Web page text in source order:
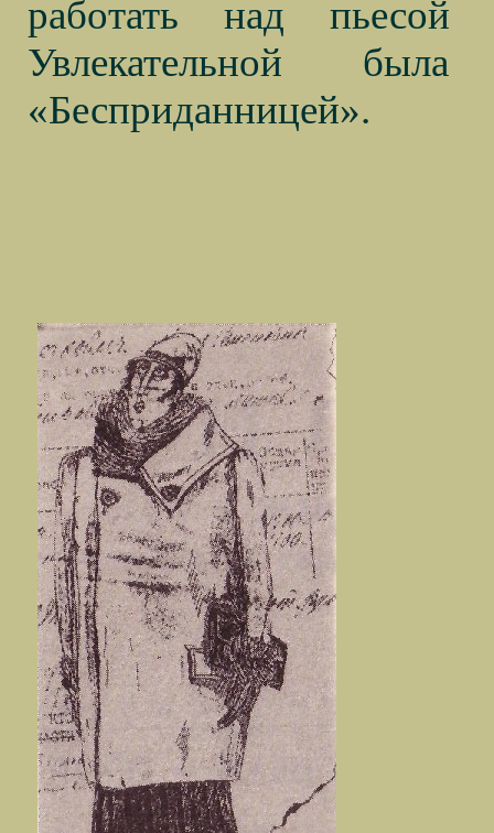
работать над
Увлекательной
«Бесприданницей».